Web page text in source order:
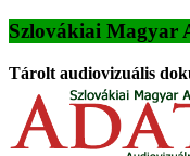
Szlovákiai Magyar
Tárolt audiovizuális